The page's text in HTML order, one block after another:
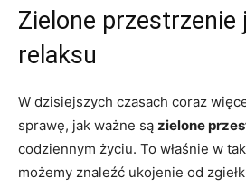
Zielone przestrzenie
⁤relaksu
W dzisiejszych czasach coraz
sprawę, jak‌ ważne są zielone
‌codziennym życiu. To właśnie w
możemy⁤ znaleźć ukojenie od